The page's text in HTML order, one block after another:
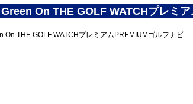
Green On THE GOLF WATCHプレミ